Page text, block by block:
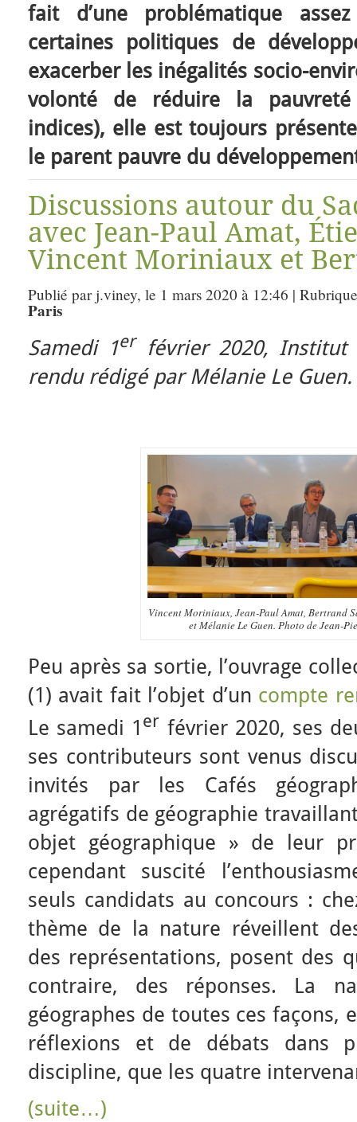
fait d’une problématique
certaines politiques de
exacerber les inégalités socio-
volonté de réduire la
indices), elle est toujours
le parent pauvre du
Discussions autour du
avec Jean-Paul Amat,
Vincent Moriniaux et
Publié par j.viney, le 1 mars 2020 à 12:46 |
Paris
Samedi 1er février 2020, Institut
rendu rédigé par Mélanie Le Guen.
Vincent Moriniaux, Jean-Paul Amat, Bertrand
et Mélanie Le Guen. Photo de Jean-
Peu après sa sortie, l’ouvrage
(1) avait fait l’objet d’un compte
Le samedi 1 er février 2020, ses
ses contributeurs sont venus
invités par les Cafés
agrégatifs de géographie
objet géographique » de leur
cependant suscité
seuls candidats au concours :
thème de la nature réveillent
des représentations, posent des
contraire, des réponses. La
géographes de toutes ces façons,
réflexions et de débats dans
discipline, que les quatre
(suite…)